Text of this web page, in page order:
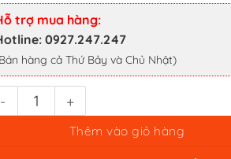
trợ mua hàng:
0927.247.247
hàng cả Thứ Bảy và Chủ Nhật)
Fire) - Sản Xuất 2001 số lượng
vào giỏ hàng
Ngay Sản Phẩm